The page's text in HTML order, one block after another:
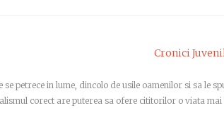
Cronici
petrece in lume, dincolo de usile oamenilor si sa le
corect are puterea sa ofere cititorilor o viata